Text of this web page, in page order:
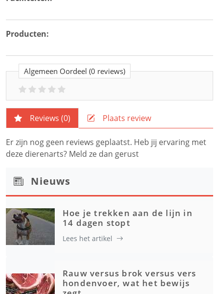
Producten:
Algemeen Oordeel (0 reviews)
Reviews (0) Plaats review
Er zijn nog geen reviews geplaatst. Heb jij ervaring met
deze dierenarts? Meld ze dan gerust
Nieuws
Hoe je trekken aan de lijn in
14 dagen stopt
Lees het artikel
Rauw versus brok versus vers
hondenvoer, wat het bewijs